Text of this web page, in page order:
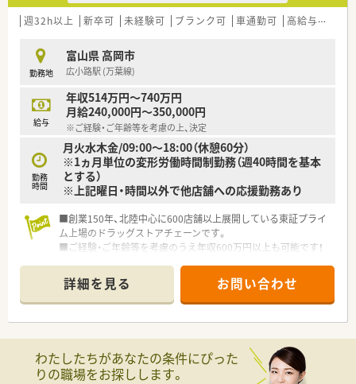
域は多種多様です。
■在宅実施店舗は年々増加しており、在宅医療へもしっかりと関
■育児休暇は3歳まで取得が可能で、時短制度は小学5年生まで
時短勤務ができるよう変更予定です。
■年間休日が120日とワークライフバランスが整っています
■日用品から常備薬まで、従業員割引制度など嬉しいメリットも
たくさんあります！
週32h以上 新卒可 未経験可 ブランク可 車通勤可 高給与(600万円以上)
勤務地
富山県 高岡市
広小路駅 (万葉線)
給与
年収514万円～740万円
月給240,000円～350,000円
※ご経験・ご年齢等を考慮の上、決定
勤務
時間
月火水木金/09:00～18:00（休憩60分）
※1ヵ月単位の変形労働時間制勤務（週40時間を基本
とする）
※上記曜日・時間以外で他店舗への応援勤務あり
■創業150年、北陸中心に600店舗以上展開している東証プライ
ム上場のドラッグストアチェーンです。
■ご経験・ご年齢等を考慮のうえ年収600万円以上も可能です！
■音声入力の薬歴・ピッキングサポートシステム・投薬カウンタ
ーに薬歴閲覧用タブレット設置など最新の機械を導入されてい
ます。
■キャリアアップを目指される薬剤師様に関しては、2年目で薬
■また自己啓発で学んだ事を社内に還元する事を推奨されてい
るので、自己啓発活動に掛かる費用を会社が負担頂けるケースが
詳細を見る お問い合わせ
わたしたちがあなたの条件にぴった
りの職場をお探しします。